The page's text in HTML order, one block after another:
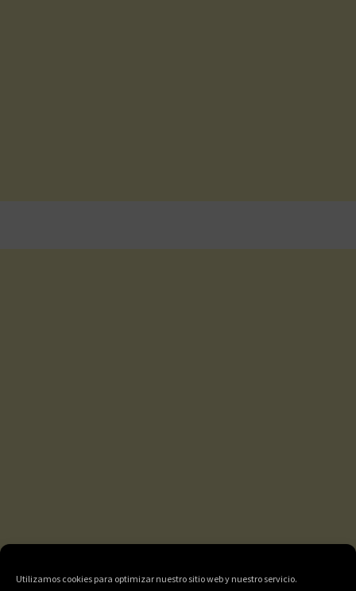
Utilizamos cookies para optimizar nuestro sitio web y nuestro servicio.